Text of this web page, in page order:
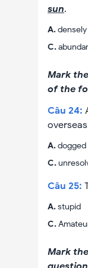
sun.
A.densely
C.
Mark
of the
Câu 24:
A.dogged
C.
Câu 25:
A.stupid
C.
Mark